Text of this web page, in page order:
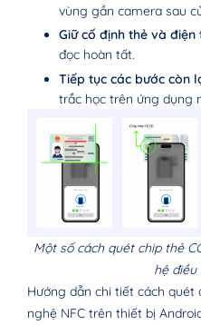
vùng gần camera sau
Giữ cố định thẻ và điện
đọc hoàn tất.
Tiếp tục các bước còn
trắc học trên ứng dụng
Một số cách quét chip thẻ
hệ điều
Hướng dẫn chi tiết cách quét
nghệ NFC trên thiết bị